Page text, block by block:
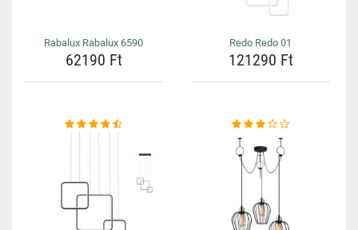
Rabalux Rabalux 6590
62190 Ft
Redo Redo 01
121290 Ft